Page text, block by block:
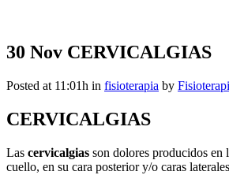
30 Nov CERVICALGIAS
Posted at 11:01h in fisioterapia by
CERVICALGIAS
Las cervicalgias son dolores producidos en
cuello, en su cara posterior y/o caras